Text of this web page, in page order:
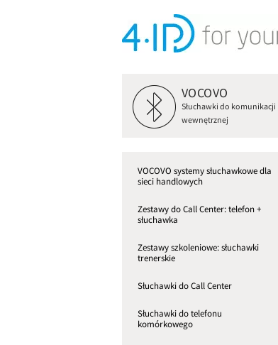
VOCOVO
Słuchawki do komunikacji
wewnętrznej
VOCOVO systemy słuchawkowe dla
sieci handlowych
Zestawy do Call Center: telefon +
słuchawka
Zestawy szkoleniowe: słuchawki
trenerskie
Słuchawki do Call Center
Słuchawki do telefonu
komórkowego